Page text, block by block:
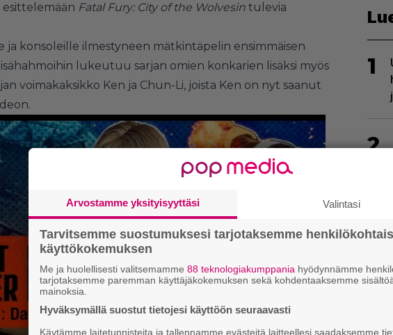
Fatal Fury: City of the Wolvesin tulevia
ja konsoleille ilmestyneen mätkintäpelin ensimmäisen
lukeutuu sarjan omien konkarien lisäksi myös
voimakaksikko Ken ja Chun-Li, joista Ken on nyt saanut
1
2
Arvostamme yksityisyyttäsi Valintasi
Tarvitsemme suostumuksesi tarjotaksemme
käyttökokemuksen
Me ja huolellisesti valitsemamme 88 teknologiakumppania hyödynnämme
tarjotaksemme paremman käyttäjäkokemuksen sekä kohdentaaksemme
mainoksia.
Hyväksymällä suostut tietojesi käyttöön seuraavasti
Käytämme laitetunnisteita ja tallennamme evästeitä laitteellesi saadaksemme